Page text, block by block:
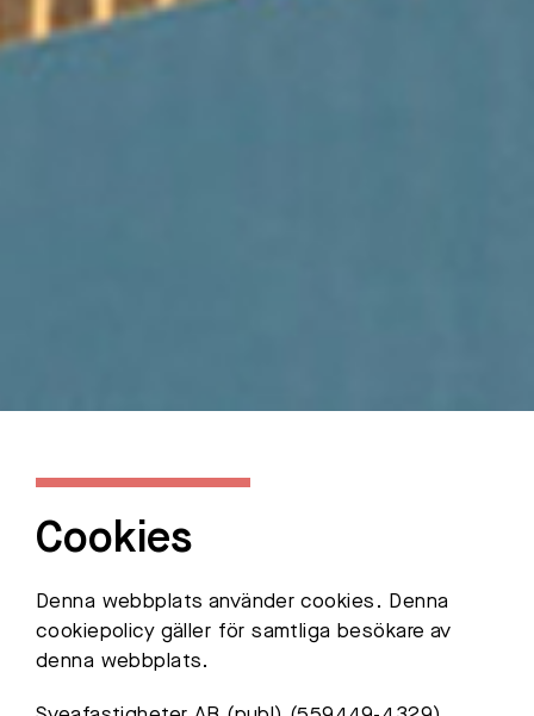
Cookies
Denna webbplats använder cookies. Denna
cookiepolicy gäller för samtliga besökare av
denna webbplats.